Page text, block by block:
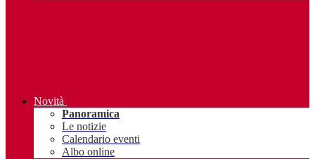
Novità
Panoramica
Le notizie
Calendario eventi
Albo online